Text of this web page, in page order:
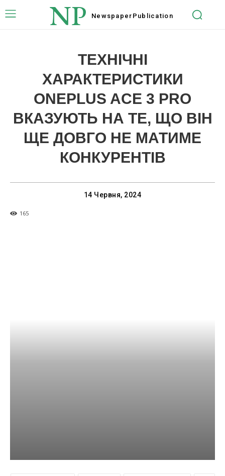
NP Newspaper Publication
ТЕХНІЧНІ
ХАРАКТЕРИСТИКИ
ONEPLUS ACE 3 PRO
ВКАЗУЮТЬ НА ТЕ, ЩО ВІН
ЩЕ ДОВГО НЕ МАТИМЕ
КОНКУРЕНТІВ
14 Червня, 2024
165